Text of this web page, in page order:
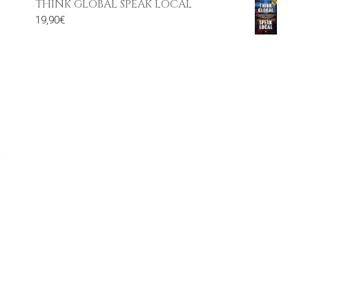
THINK GLOBAL SPEAK LOCAL
19,90€